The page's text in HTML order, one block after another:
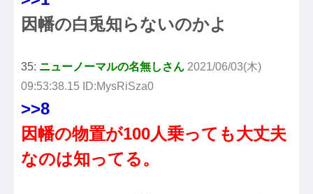
因幡の白兎知らないのかよ
35: ニューノーマルの名無しさん 2021/06/03(木)
09:53:38.15 ID:MysRiSza0
>>8
因幡の物置が100人乗っても大丈夫
なのは知ってる。